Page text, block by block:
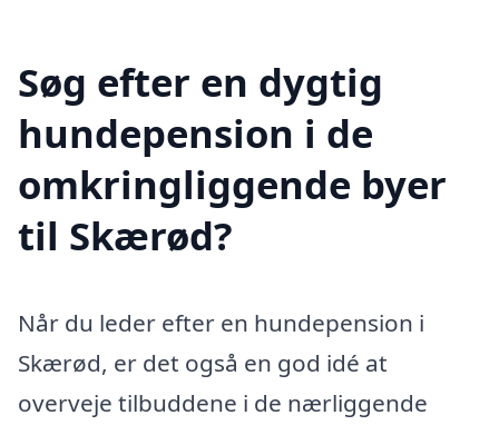
Søg efter en dygtig
hundepension i de
omkringliggende byer
til Skærød?
Når du leder efter en hundepension i
Skærød, er det også en god idé at
overveje tilbuddene i de nærliggende